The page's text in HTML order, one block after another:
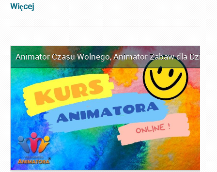
Więcej
Animator Czasu Wolnego,Animator Zabaw dla Dzieci